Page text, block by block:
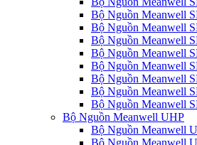
Bộ Nguồn Meanwell
Bộ Nguồn Meanwell
Bộ Nguồn Meanwell
Bộ Nguồn Meanwell
Bộ Nguồn Meanwell
Bộ Nguồn Meanwell
Bộ Nguồn Meanwell
Bộ Nguồn Meanwell
Bộ Nguồn Meanwell UHP
Bộ Nguồn Meanwell
Bộ Nguồn Meanwell